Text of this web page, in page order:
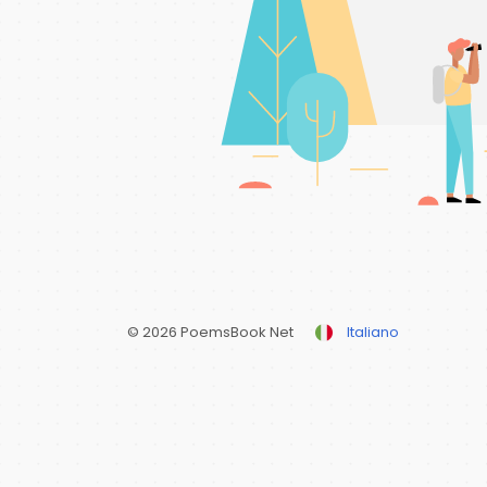
© 2026 PoemsBook Net Italiano